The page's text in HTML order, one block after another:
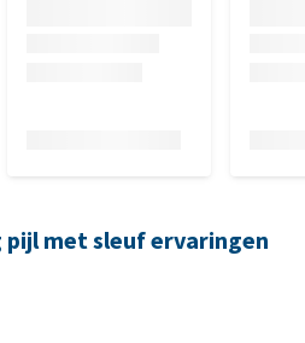
met sleuf ervaringen